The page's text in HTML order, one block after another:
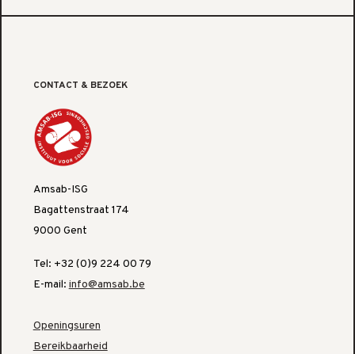
CONTACT & BEZOEK
Amsab-ISG
Bagattenstraat 174
9000 Gent
Tel: +32 (0)9 224 00 79
E-mail: info@amsab.be
Openingsuren
Bereikbaarheid